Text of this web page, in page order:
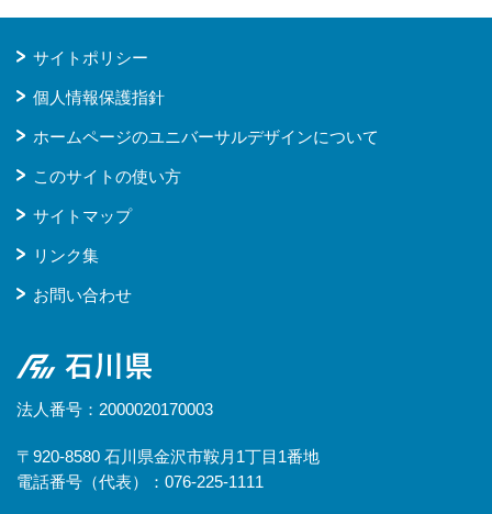
サイトポリシー
個人情報保護指針
ホームページのユニバーサルデザインについて
このサイトの使い方
サイトマップ
リンク集
お問い合わせ
石川県
法人番号：2000020170003
〒920-8580 石川県金沢市鞍月1丁目1番地
電話番号（代表）：076-225-1111